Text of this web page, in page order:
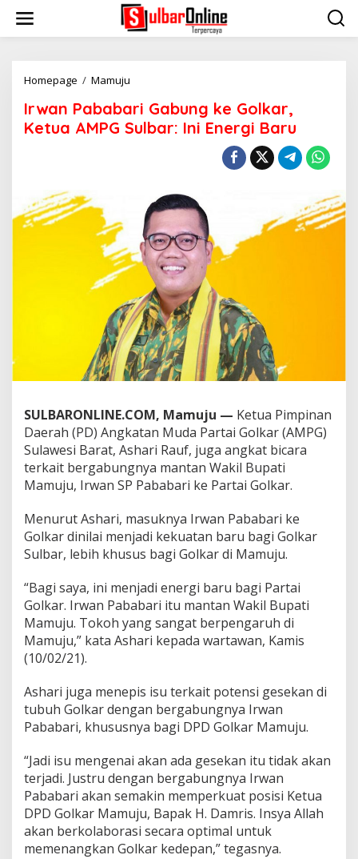
i
Homepage / Mamuju
w
a
n
i
G
b
u
n
g
k
e
G
l
a
r
,
K
u
a
A
P
G
S
u
l
:
I
n
E
e
r
g
i
B
Irwan Pababari Gabung ke Golkar,
Ketua AMPG Sulbar: Ini Energi Baru
SULBARONLINE.COM, Mamuju — Ketua Pimpinan
Daerah (PD) Angkatan Muda Partai Golkar (AMPG)
Sulawesi Barat, Ashari Rauf, juga angkat bicara
terkait bergabungnya mantan Wakil Bupati
Mamuju, Irwan SP Pababari ke Partai Golkar.
Menurut Ashari, masuknya Irwan Pababari ke
Golkar dinilai menjadi kekuatan baru bagi Golkar
Sulbar, lebih khusus bagi Golkar di Mamuju.
“Bagi saya, ini menjadi energi baru bagi Partai
Golkar. Irwan Pababari itu mantan Wakil Bupati
Mamuju. Tokoh yang sangat berpengaruh di
Mamuju,” kata Ashari kepada wartawan, Kamis
(10/02/21).
Ashari juga menepis isu terkait potensi gesekan di
tubuh Golkar dengan bergabungnya Irwan
Pababari, khususnya bagi DPD Golkar Mamuju.
“Jadi isu mengenai akan ada gesekan itu tidak akan
terjadi. Justru dengan bergabungnya Irwan
Pababari akan semakin memperkuat posisi Ketua
DPD Golkar Mamuju, Bapak H. Damris. Insya Allah
akan berkolaborasi secara optimal untuk
memenangkan Golkar kedepan,” tegasnya.